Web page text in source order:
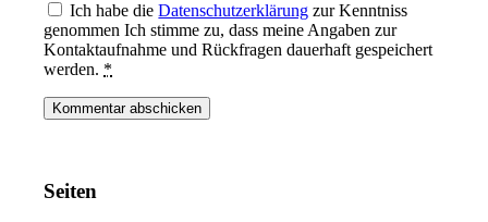
Ich habe dieDatenschutzerklärung zur Kenntniss
genommen Ich stimme zu, dass meine Angaben zur
Kontaktaufnahme und Rückfragen dauerhaft gespeichert
werden. *
Seiten